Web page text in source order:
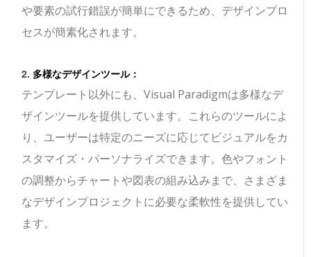
や要素の試行錯誤が簡単にできるため、デザインプロ
セスが簡素化されます。
2. 多様なデザインツール：
テンプレート以外にも、Visual Paradigmは多様なデ
ザインツールを提供しています。これらのツールによ
り、ユーザーは特定のニーズに応じてビジュアルをカ
スタマイズ・パーソナライズできます。色やフォント
の調整からチャートや図表の組み込みまで、さまざま
なデザインプロジェクトに必要な柔軟性を提供してい
ます。